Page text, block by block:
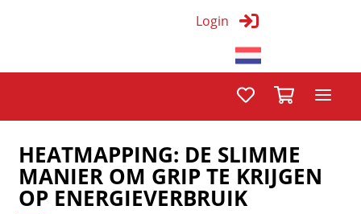
Login
HEATMAPPING: DE SLIMME
MANIER OM GRIP TE KRIJGEN
OP ENERGIEVERBRUIK